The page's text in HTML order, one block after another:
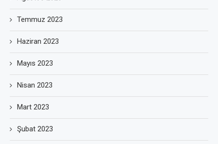
Temmuz 2023
Haziran 2023
Mayıs 2023
Nisan 2023
Mart 2023
Şubat 2023